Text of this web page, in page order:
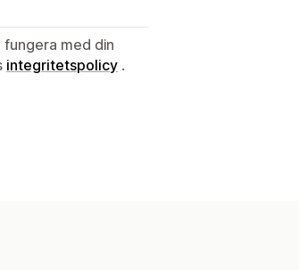
med din
integritetspolicy .